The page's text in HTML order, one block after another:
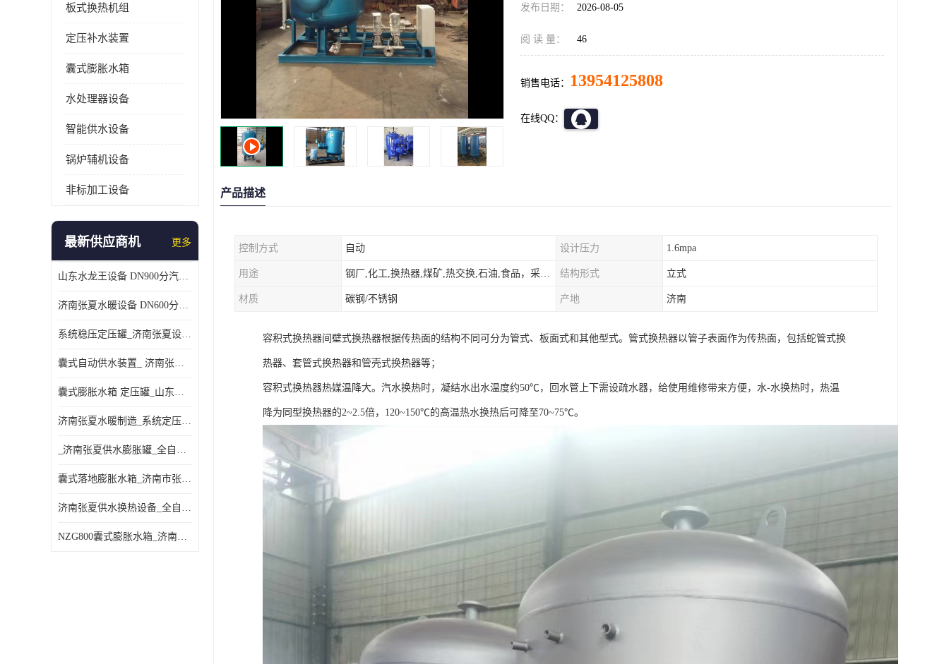
板式换热机组
定压补水装置
囊式膨胀水箱
水处理器设备
智能供水设备
锅炉辅机设备
非标加工设备
最新供应商机 更多
山东水龙王设备 DN900分汽缸 分集水器
济南张夏水暖设备 DN600分汽缸 分集水器
系统稳压定压罐_济南张夏设备厂家_采暖空调系统
囊式自动供水装置_ 济南张夏水暖设备
囊式膨胀水箱 定压罐_山东水龙王设备销售
济南张夏水暖制造_系统定压装置 定压罐
_济南张夏供水膨胀罐_全自动定压排气机组
囊式落地膨胀水箱_济南市张夏水暖器材厂
济南张夏供水换热设备_全自动定压脱气装置
NZG800囊式膨胀水箱_济南张夏设备制造
发布日期： 2026-08-05
阅 读 量： 46
销售电话： 13954125808
在线QQ：
产品描述
控制方式 自动 设计压力 1.6mpa
用途 钢厂,化工,换热器,煤矿,热交换,石油,食品，采暖.供热.空调。 结构形式 立式
材质 碳钢/不锈钢 产地 济南
容积式换热器间壁式换热器根据传热面的结构不同可分为管式、板面式和其他型式。管式换热器以管子表面作为传热面，包括蛇管式换
热器、套管式换热器和管壳式换热器等；
容积式换热器热媒温降大。汽水换热时，凝结水出水温度约50℃，回水管上下需设疏水器，给使用维修带来方便，水-水换热时，热温
降为同型换热器的2~2.5倍，120~150℃的高温热水换热后可降至70~75℃。